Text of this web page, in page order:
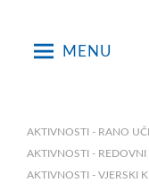
MENU
AKTIVNOSTI - RANO
AKTIVNOSTI - REDOVNI
AKTIVNOSTI - VJERSKI